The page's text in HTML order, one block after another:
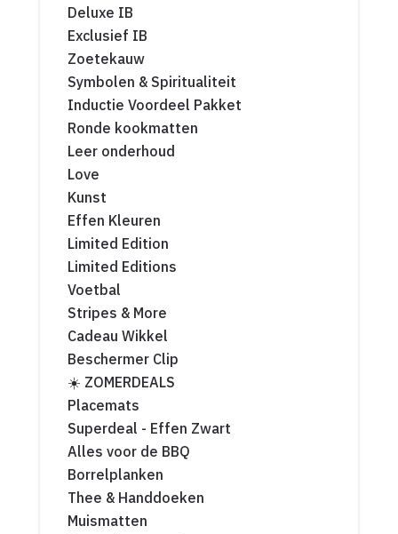
Deluxe IB
Exclusief IB
Zoetekauw
Symbolen & Spiritualiteit
Inductie Voordeel Pakket
Ronde kookmatten
Leer onderhoud
Love
Kunst
Effen Kleuren
Limited Edition
Limited Editions
Voetbal
Stripes & More
Cadeau Wikkel
Beschermer Clip
☀️ ZOMERDEALS
Placemats
Superdeal - Effen Zwart
Alles voor de BBQ
Borrelplanken
Thee & Handdoeken
Muismatten